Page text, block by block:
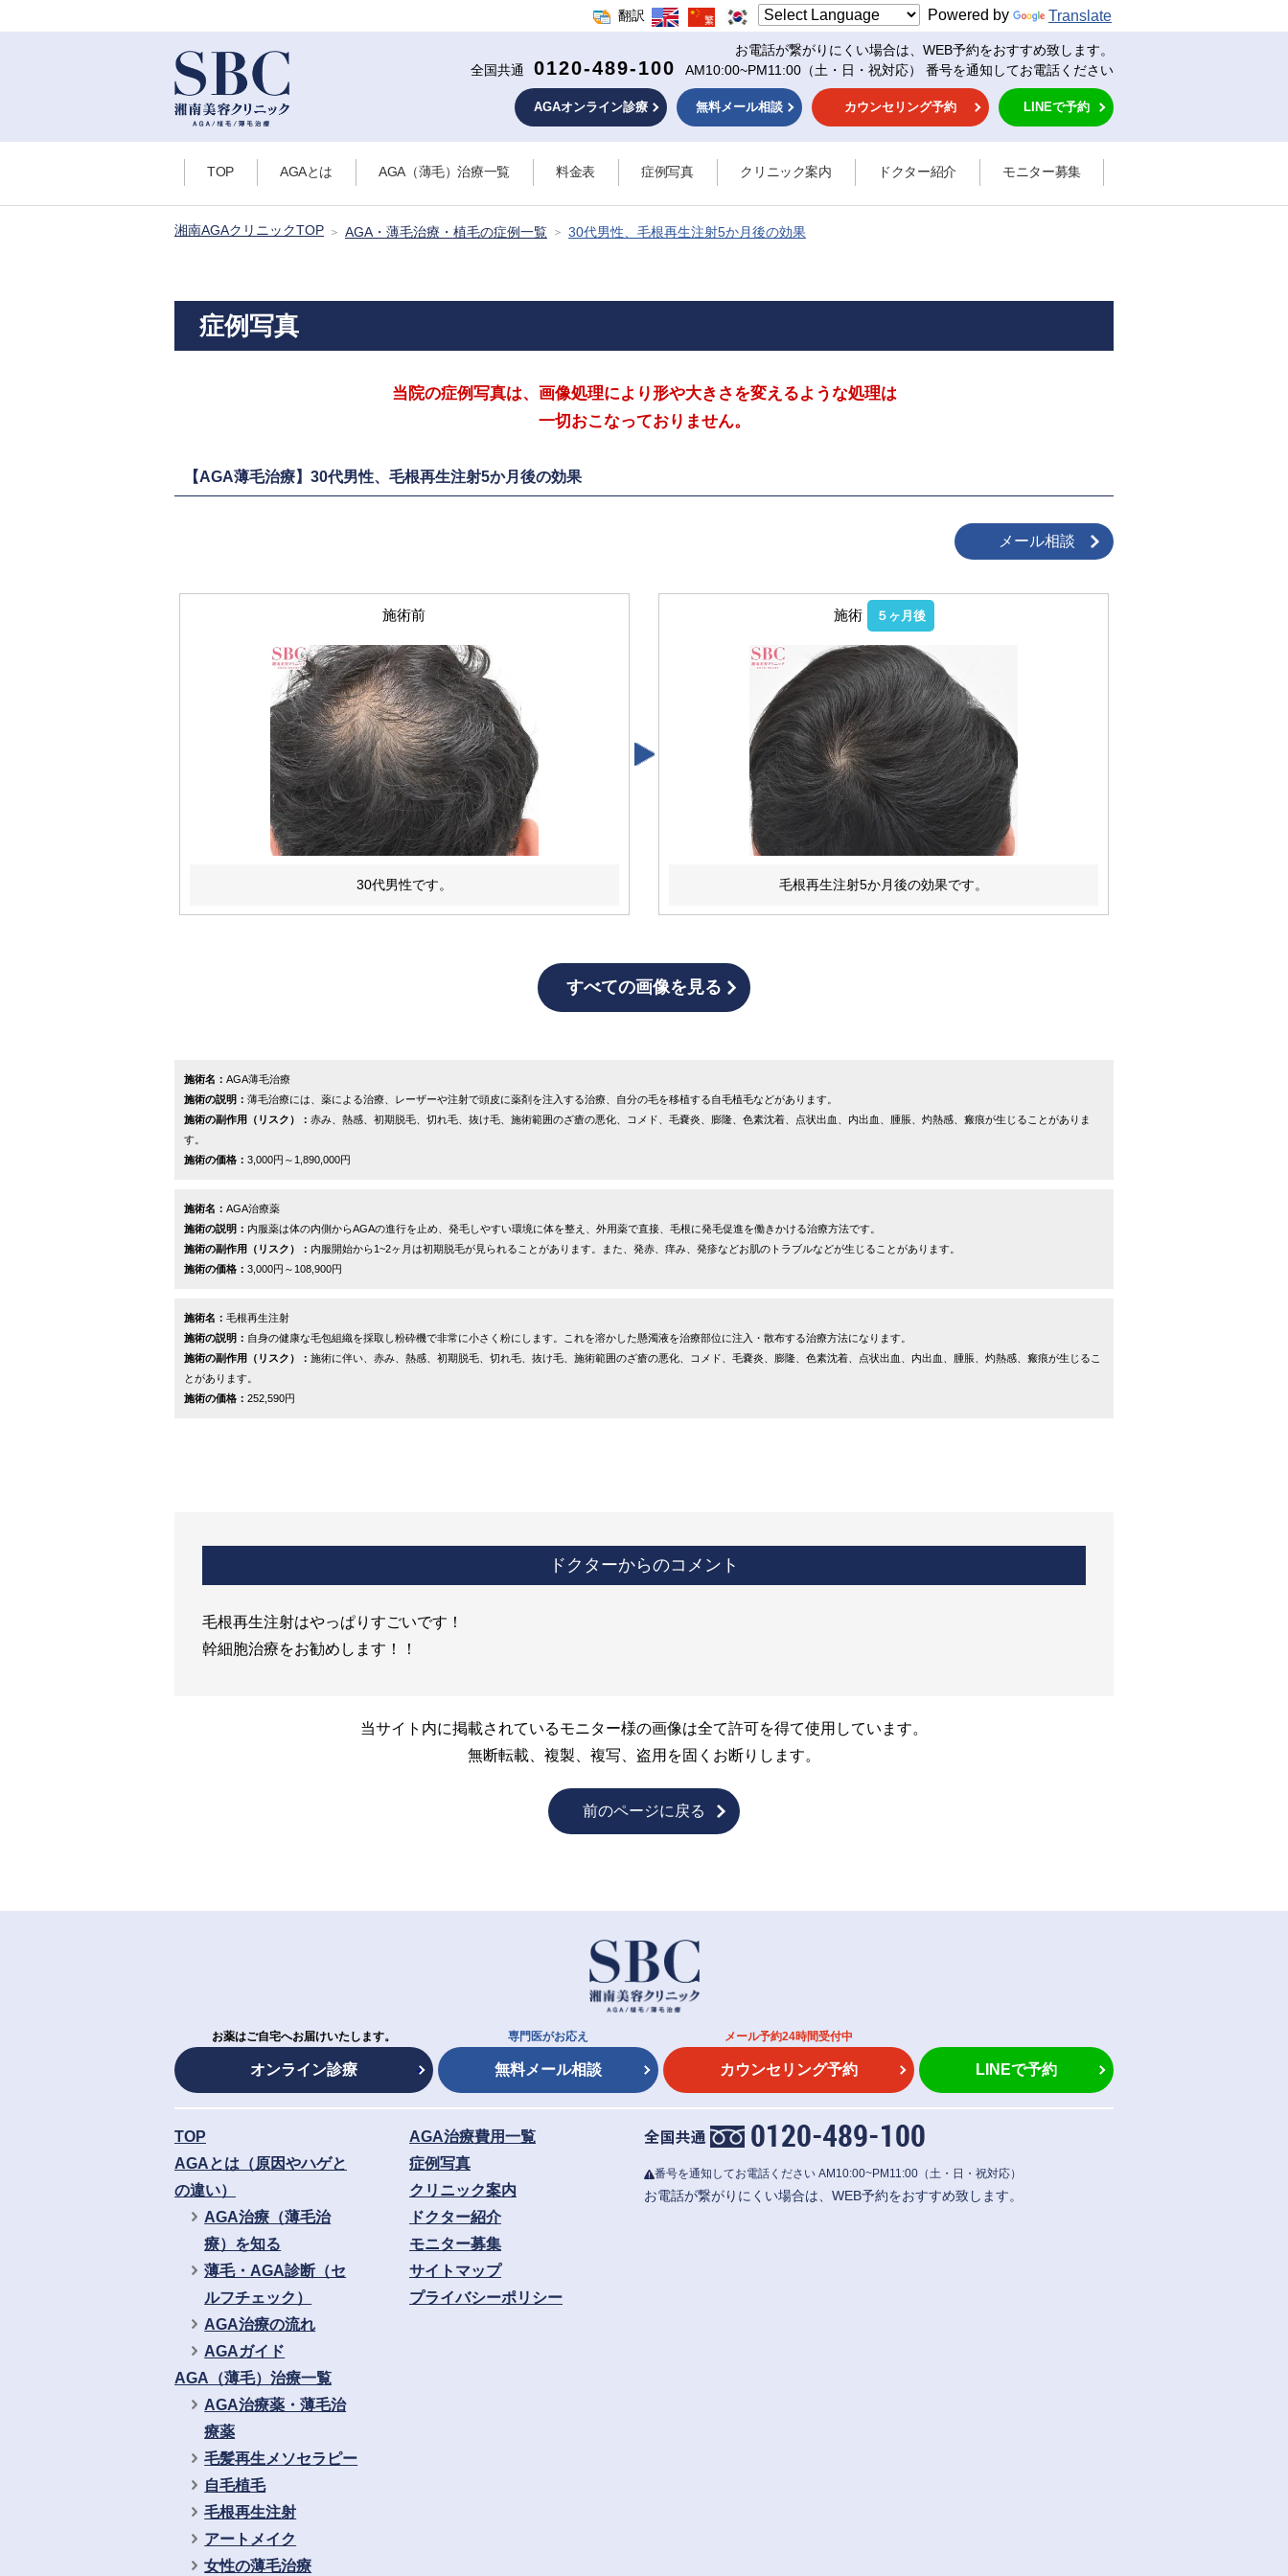
翻訳 Powered by Translate
お電話が繋がりにくい場合は、WEB予約をおすすめ致します。
全国共通
0120-489-100 AM10:00~PM11:00 （土・日・祝対応） 番号を通知してお電話ください
AGAオンライン診療 無料メール相談 カウンセリング予約 LINEで予約
TOP AGAとは AGA（薄毛）治療一覧 料金表 症例写真 クリニック案内 ドクター紹介 モニター募集
湘南AGAクリニックTOP AGA・薄毛治療・植毛の症例一覧 30代男性、毛根再生注射5か月後の効果
症例写真
当院の症例写真は、画像処理により形や大きさを変えるような処理は
一切おこなっておりません。
【AGA薄毛治療】30代男性、毛根再生注射5か月後の効果
メール相談
施術前
30代男性です。
施術 ５ヶ月後
毛根再生注射5か月後の効果です。
すべての画像を見る
施術名： AGA薄毛治療
施術の説明： 薄毛治療には、薬による治療、レーザーや注射で頭皮に薬剤を注入する治療、自分の毛を移植する自毛植毛などがあります。
施術の副作用（リスク）： 赤み、熱感、初期脱毛、切れ毛、抜け毛、施術範囲のざ瘡の悪化、コメド、毛嚢炎、膨隆、色素沈着、点状出血、内出血、腫脹、灼熱感、瘢痕が生じることがありま
す。
施術の価格： 3,000円～1,890,000円
施術名： AGA治療薬
施術の説明： 内服薬は体の内側からAGAの進行を止め、発毛しやすい環境に体を整え、外用薬で直接、毛根に発毛促進を働きかける治療方法です。
施術の副作用（リスク）： 内服開始から1~2ヶ月は初期脱毛が見られることがあります。また、発赤、痒み、発疹などお肌のトラブルなどが生じることがあります。
施術の価格： 3,000円～108,900円
施術名： 毛根再生注射
施術の説明： 自身の健康な毛包組織を採取し粉砕機で非常に小さく粉にします。これを溶かした懸濁液を治療部位に注入・散布する治療方法になります。
施術の副作用（リスク）： 施術に伴い、赤み、熱感、初期脱毛、切れ毛、抜け毛、施術範囲のざ瘡の悪化、コメド、毛嚢炎、膨隆、色素沈着、点状出血、内出血、腫脹、灼熱感、瘢痕が生じるこ
とがあります。
施術の価格： 252,590円
ドクターからのコメント
毛根再生注射はやっぱりすごいです！
幹細胞治療をお勧めします！！
当サイト内に掲載されているモニター様の画像は全て許可を得て使用しています。
無断転載、複製、複写、盗用を固くお断りします。
前のページに戻る
お薬はご自宅へお届けいたします。
オンライン診療
専門医がお応え
無料メール相談
メール予約24時間受付中
カウンセリング予約 LINEで予約
番号を通知してお電話ください AM10:00~PM11:00 （土・日・祝対応）
お電話が繋がりにくい場合は、WEB予約をおすすめ致します。
TOP
AGAとは（原因やハゲと
の違い）
AGA治療（薄毛治
療）を知る
薄毛・AGA診断（セ
ルフチェック）
AGA治療の流れ
AGAガイド
AGA（薄毛）治療一覧
AGA治療薬・薄毛治
療薬
毛髪再生メソセラピー
自毛植毛
毛根再生注射
アートメイク
女性の薄毛治療
AGA治療費用一覧
症例写真
クリニック案内
ドクター紹介
モニター募集
サイトマップ
プライバシーポリシー